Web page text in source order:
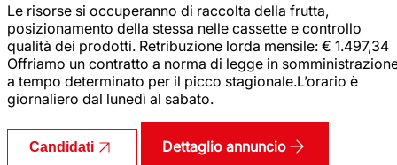
Le risorse si occuperanno di raccolta della frutta,
posizionamento della stessa nelle cassette e controllo
qualità dei prodotti. Retribuzione lorda mensile: € 1.497,34
Offriamo un contratto a norma di legge in
a tempo determinato per il picco stagionale.L’orario è
giornaliero dal lunedì al sabato.
Candidati Dettaglio annuncio